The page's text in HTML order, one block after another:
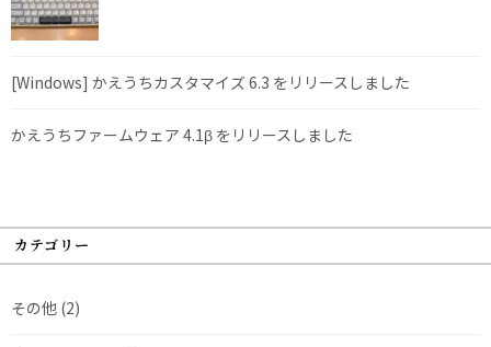
[Windows] かえうちカスタマイズ 6.3 をリリースしました
かえうちファームウェア 4.1β をリリースしました
カテゴリー
その他 (2)